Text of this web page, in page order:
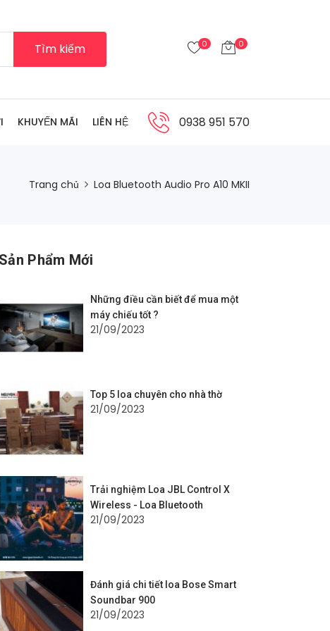
Tìm kiếm 0 0
KHUYẾN MÃI LIÊN HỆ 0938 951 570
Trang chủ Loa Bluetooth Audio Pro A10 MKII
Sản Phẩm Mới
Những điều cần biết để mua một
máy chiếu tốt ?
21/09/2023
Top 5 loa chuyên cho nhà thờ
21/09/2023
Trải nghiệm Loa JBL Control X
Wireless - Loa Bluetooth
21/09/2023
Đánh giá chi tiết loa Bose Smart
Soundbar 900
21/09/2023